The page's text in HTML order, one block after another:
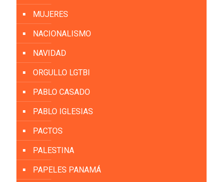
MUJERES
NACIONALISMO
NAVIDAD
ORGULLO LGTBI
PABLO CASADO
PABLO IGLESIAS
PACTOS
PALESTINA
PAPELES PANAMÁ